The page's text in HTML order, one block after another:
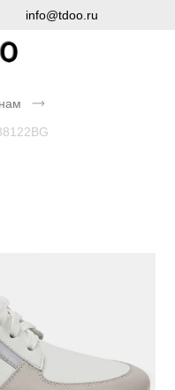
info@tdoo.ru